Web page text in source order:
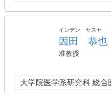
インデン ヤスヤ
因田 恭也
准教授
大学院医学系研究科 総合